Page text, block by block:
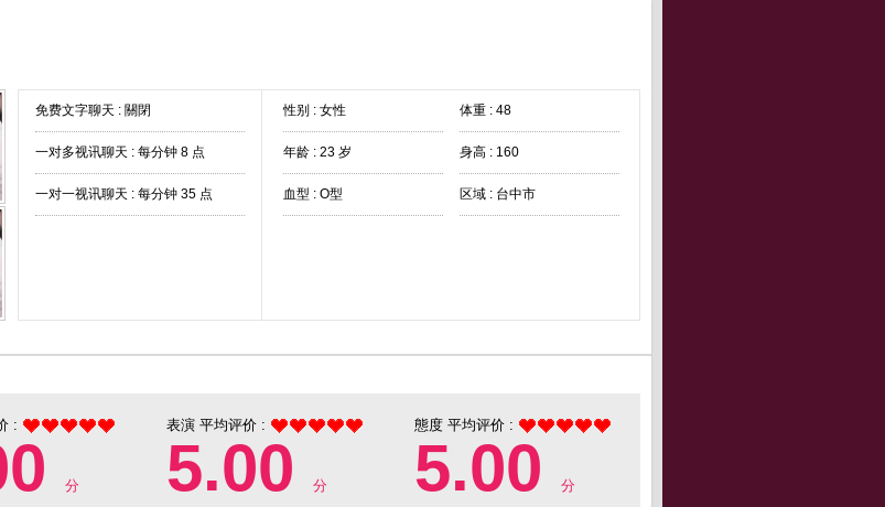
免费文字聊天 : 關閉
一对多视讯聊天 : 每分钟 8 点
一对一视讯聊天 : 每分钟 35 点
性别 : 女性 体重 : 48
年龄 : 23 岁 身高 : 160
血型 : O型 区域 : 台中市
:
分
表演 平均评价 :
5.00 分
態度 平均评价 :
5.00 分